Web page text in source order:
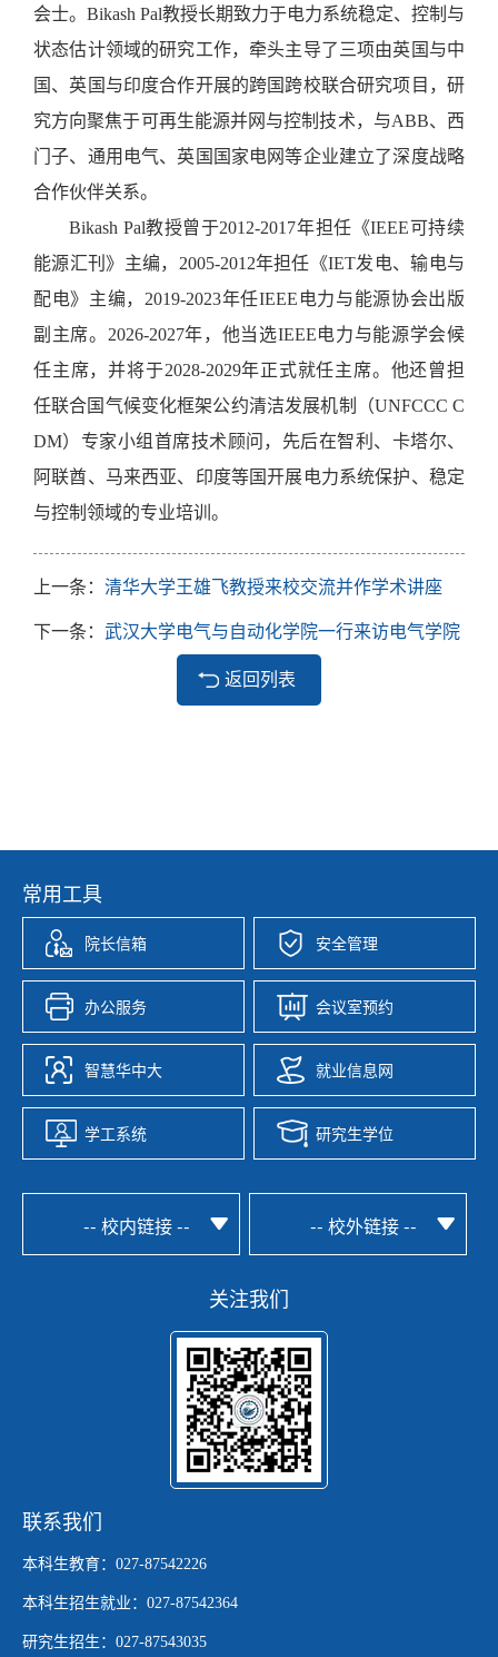
会士。Bikash Pal教授长期致力于电力系统稳定、控制与
状态估计领域的研究工作，牵头主导了三项由英国与中
国、英国与印度合作开展的跨国跨校联合研究项目，研
究方向聚焦于可再生能源并网与控制技术，与ABB、西
门子、通用电气、英国国家电网等企业建立了深度战略
合作伙伴关系。
Bikash Pal教授曾于2012-2017年担任《IEEE可持续
能源汇刊》主编，2005-2012年担任《IET发电、输电与
配电》主编，2019-2023年任IEEE电力与能源协会出版
副主席。2026-2027年，他当选IEEE电力与能源学会候
任主席，并将于2028-2029年正式就任主席。他还曾担
任联合国气候变化框架公约清洁发展机制（UNFCCC C
DM）专家小组首席技术顾问，先后在智利、卡塔尔、
阿联酋、马来西亚、印度等国开展电力系统保护、稳定
与控制领域的专业培训。
上一条： 清华大学王雄飞教授来校交流并作学术讲座
下一条： 武汉大学电气与自动化学院一行来访电气学院
返回列表
常用工具
院长信箱 安全管理
办公服务 会议室预约
智慧华中大 就业信息网
学工系统 研究生学位
-- 校内链接 -- -- 校外链接 --
关注我们
联系我们
本科生教育：027-87542226
本科生招生就业：027-87542364
研究生招生：027-87543035